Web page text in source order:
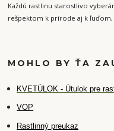
Každú rastlinu starostlivo
rešpektom k prírode aj k
MOHLO BY ŤA
KVETÚLOK - Útulok pre
VOP
Rastlinný preukaz